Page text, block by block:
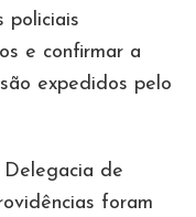
policiais
e confirmar a
expedidos pelo
de
foram